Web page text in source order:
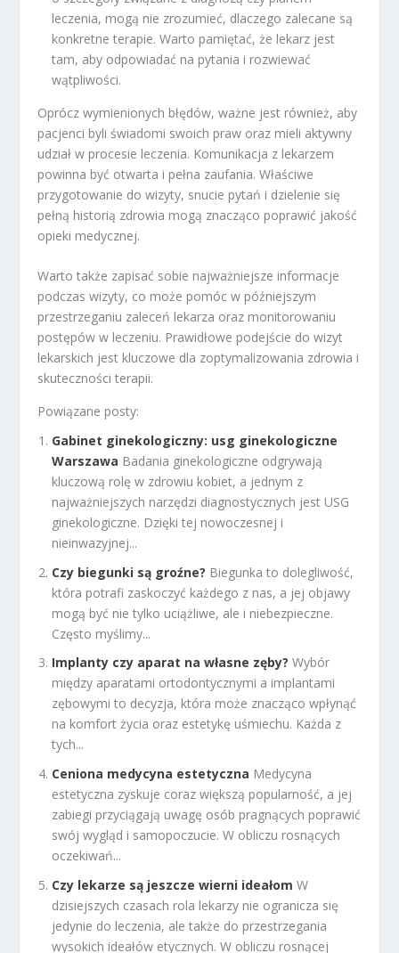
leczenia, mogą nie zrozumieć, dlaczego zalecane są
konkretne terapie. Warto pamiętać, że lekarz jest
tam, aby odpowiadać na pytania i rozwiewać
wątpliwości.
Oprócz wymienionych błędów, ważne jest również, aby
pacjenci byli świadomi swoich praw oraz mieli aktywny
udział w procesie leczenia. Komunikacja z lekarzem
powinna być otwarta i pełna zaufania. Właściwe
przygotowanie do wizyty, snucie pytań i dzielenie się
pełną historią zdrowia mogą znacząco poprawić jakość
opieki medycznej.
Warto także zapisać sobie najważniejsze informacje
podczas wizyty, co może pomóc w późniejszym
przestrzeganiu zaleceń lekarza oraz monitorowaniu
postępów w leczeniu. Prawidłowe podejście do wizyt
lekarskich jest kluczowe dla zoptymalizowania zdrowia i
skuteczności terapii.
Powiązane posty:
Gabinet ginekologiczny: usg ginekologiczne
Warszawa Badania ginekologiczne odgrywają
kluczową rolę w zdrowiu kobiet, a jednym z
najważniejszych narzędzi diagnostycznych jest USG
ginekologiczne. Dzięki tej nowoczesnej i
nieinwazyjnej...
Czy biegunki są groźne? Biegunka to dolegliwość,
która potrafi zaskoczyć każdego z nas, a jej objawy
mogą być nie tylko uciążliwe, ale i niebezpieczne.
Często myślimy...
Implanty czy aparat na własne zęby? Wybór
między aparatami ortodontycznymi a implantami
zębowymi to decyzja, która może znacząco wpłynąć
na komfort życia oraz estetykę uśmiechu. Każda z
tych...
Ceniona medycyna estetyczna Medycyna
estetyczna zyskuje coraz większą popularność, a jej
zabiegi przyciągają uwagę osób pragnących poprawić
swój wygląd i samopoczucie. W obliczu rosnących
oczekiwań...
Czy lekarze są jeszcze wierni ideałom W
dzisiejszych czasach rola lekarzy nie ogranicza się
jedynie do leczenia, ale także do przestrzegania
wysokich ideałów etycznych. W obliczu rosnącej